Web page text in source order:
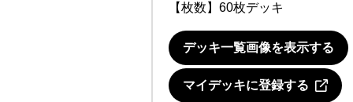
【枚数】60枚デッキ
デッキ一覧画像を表示する
マイデッキに登録する